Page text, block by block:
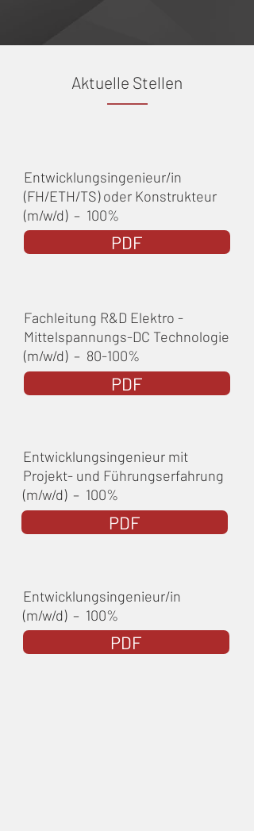
Aktuelle Stellen
Entwicklungsingenieur/in
(FH/ETH/TS) oder Konstrukteur
(m/w/d) – 100%
PDF
Fachleitung R&D Elektro -
Mittelspannungs-DC Technologie
(m/w/d) – 80-100%
PDF
Entwicklungsingenieur mit
Projekt- und Führungserfahrung
(m/w/d) – 100%
PDF
Entwicklungsingenieur/in
(m/w/d) – 100%
PDF